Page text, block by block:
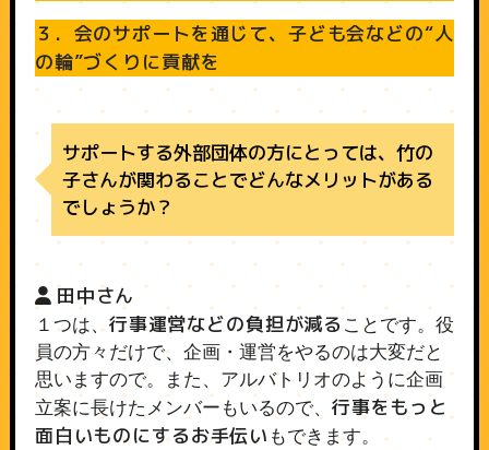
３．会のサポートを通じて、子ども会などの“人
の輪”づくりに貢献を
サポートする外部団体の方にとっては、竹の
子さんが関わることでどんなメリットがある
でしょうか？
田中さん
１つは、 行事運営などの負担が減る ことです。役
員の方々だけで、企画・運営をやるのは大変だと
思いますので。また、アルバトリオのように企画
立案に長けたメンバーもいるので、 行事をもっと
面白いものにするお手伝い もできます。